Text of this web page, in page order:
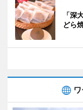
「深
どら